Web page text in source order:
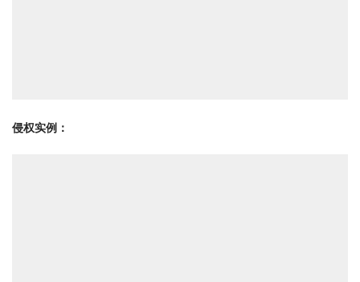
侵权实例：